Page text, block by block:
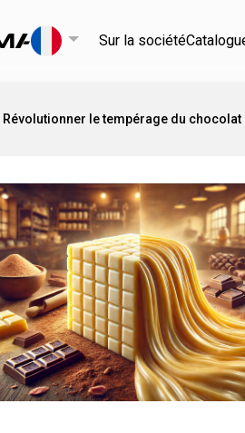
Sur la société
Révolutionner le tempérage du